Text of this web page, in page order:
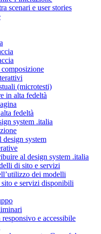
scenari e user stories
(microtesti)
in alta fedeltà
fedeltà
system .italia
system
al design system .italia
di sito e servizi
dei modelli
e servizi disponibili
e accessibile